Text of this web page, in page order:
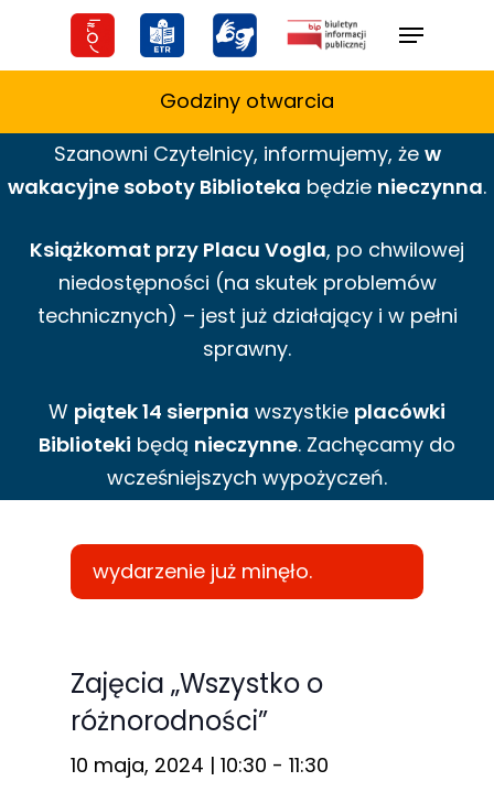
Menu
Godziny otwarcia
Szanowni Czytelnicy, informujemy, że w
wakacyjne soboty Biblioteka będzie nieczynna.
Książkomat przy Placu Vogla, po chwilowej
niedostępności (na skutek problemów
technicznych) – jest już działający i w pełni
sprawny.
W piątek 14 sierpnia wszystkie placówki
Biblioteki będą nieczynne. Zachęcamy do
wcześniejszych wypożyczeń.
wydarzenie już minęło.
Zajęcia „Wszystko o
różnorodności”
10 maja, 2024 | 10:30 - 11:30
Te pliki cookie
nie są
opcjonalne. Są
one potrzebne